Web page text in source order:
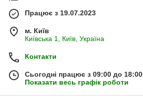
Працює з 19.07.2023
м. Київ
Київська 1, Київ, Україна
Контакти
Сьогодні працює з 09:00 до 18:00
Показати весь графік роботи